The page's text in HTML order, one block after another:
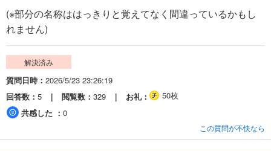
(※部分の名称ははっきりと覚えてなく間違っているかもし
れません)
解決済み
質問日時
2026/5/23 23:26:19
回答数
5 閲覧数 329 お礼
50枚
共感した
0
この質問が不快なら